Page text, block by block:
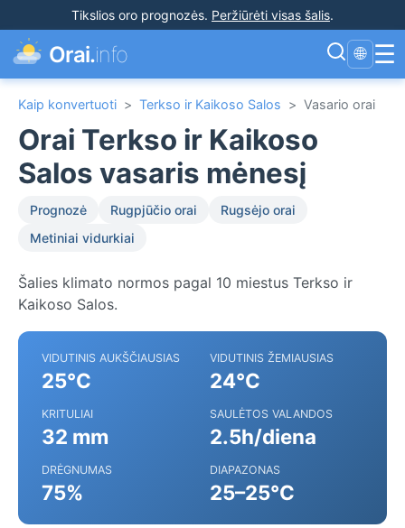
Tikslios oro prognozės. Peržiūrėti visas šalis.
Orai.info 🌐 ☰
Kaip konvertuoti > Terkso ir Kaikoso Salos > Vasario orai
Orai Terkso ir Kaikoso
Salos vasaris mėnesį
Prognozė Rugpjūčio orai
Rugsėjo orai
Metiniai vidurkiai
Šalies klimato normos pagal 10 miestus Terkso ir
Kaikoso Salos.
VIDUTINIS AUKŠČIAUSIAS
25°C
VIDUTINIS ŽEMIAUSIAS
24°C
KRITULIAI
32 mm
SAULĖTOS VALANDOS
2.5h/diena
DRĖGNUMAS
75%
DIAPAZONAS
25–25°C